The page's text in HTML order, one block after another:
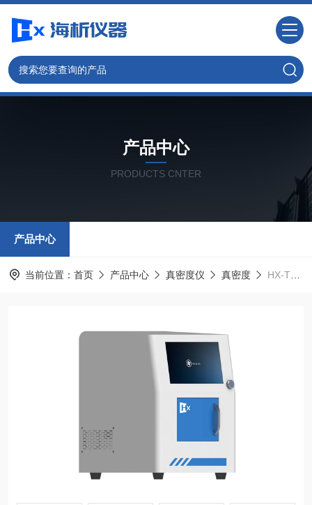
产品中心
PRODUCTS CNTER
产品中心
当前位置： 首页 产品中心 真密度仪 真密度 HX-TD型针状焦真密度测试仪